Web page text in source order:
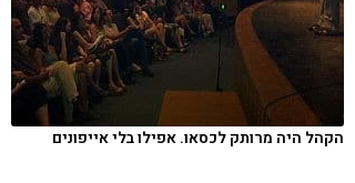
הקהל היה מרותק לכסאו. אפילו בלי אייפונים